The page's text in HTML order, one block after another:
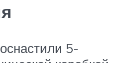
5-